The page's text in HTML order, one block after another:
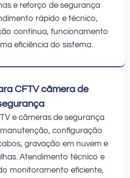
e reforço de segurança
rápido e técnico,
contínua, funcionamento
eficiência do sistema.
CFTV câmera de
e câmeras de segurança
configuração
gravação em nuvem e
Atendimento técnico e
monitoramento eficiente,